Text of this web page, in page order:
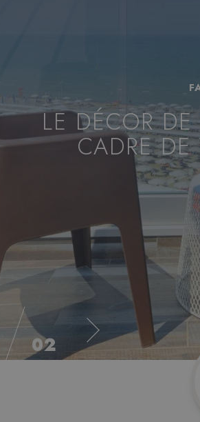
02
LE DÉCOR
CADRE